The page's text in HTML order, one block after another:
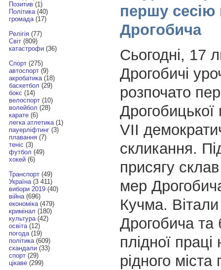
Позитив(1)
Політика(40)
громада(17)
Релігія(77)
Світ(809)
катастрофи(36)
Спорт(275)
автоспорт(9)
акробатика(18)
баскетбол (29)
бокс (14)
велоспорт(10)
волейбол (28)
карате(6)
легка атлетика(1)
пауерліфтинг(3)
плавання(7)
теніс (3)
футбол (49)
хокей(6)
Транспорт(49)
Україна(3 411)
вибори 2019(40)
війна(696)
економіка(479)
кримінал (180)
культура(42)
освіта(12)
погода(19)
політика(609)
скандали(33)
спорт(29)
цікаве(299)
першу сесію
Дрогобича
Сьогодні, 17
Дрогобичі
розпочато
Дрогобицької
VII
скликання.
присягу
мер
Кучма.
Дрогобича та
плідної праці
рідного